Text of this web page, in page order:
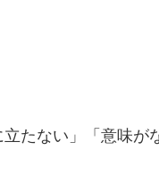
たない」「意味が